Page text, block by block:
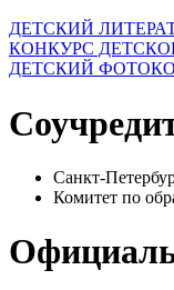
ДЕТСКИЙ
КОНКУРС
ДЕТСКИЙ
Санкт-
Комитет по